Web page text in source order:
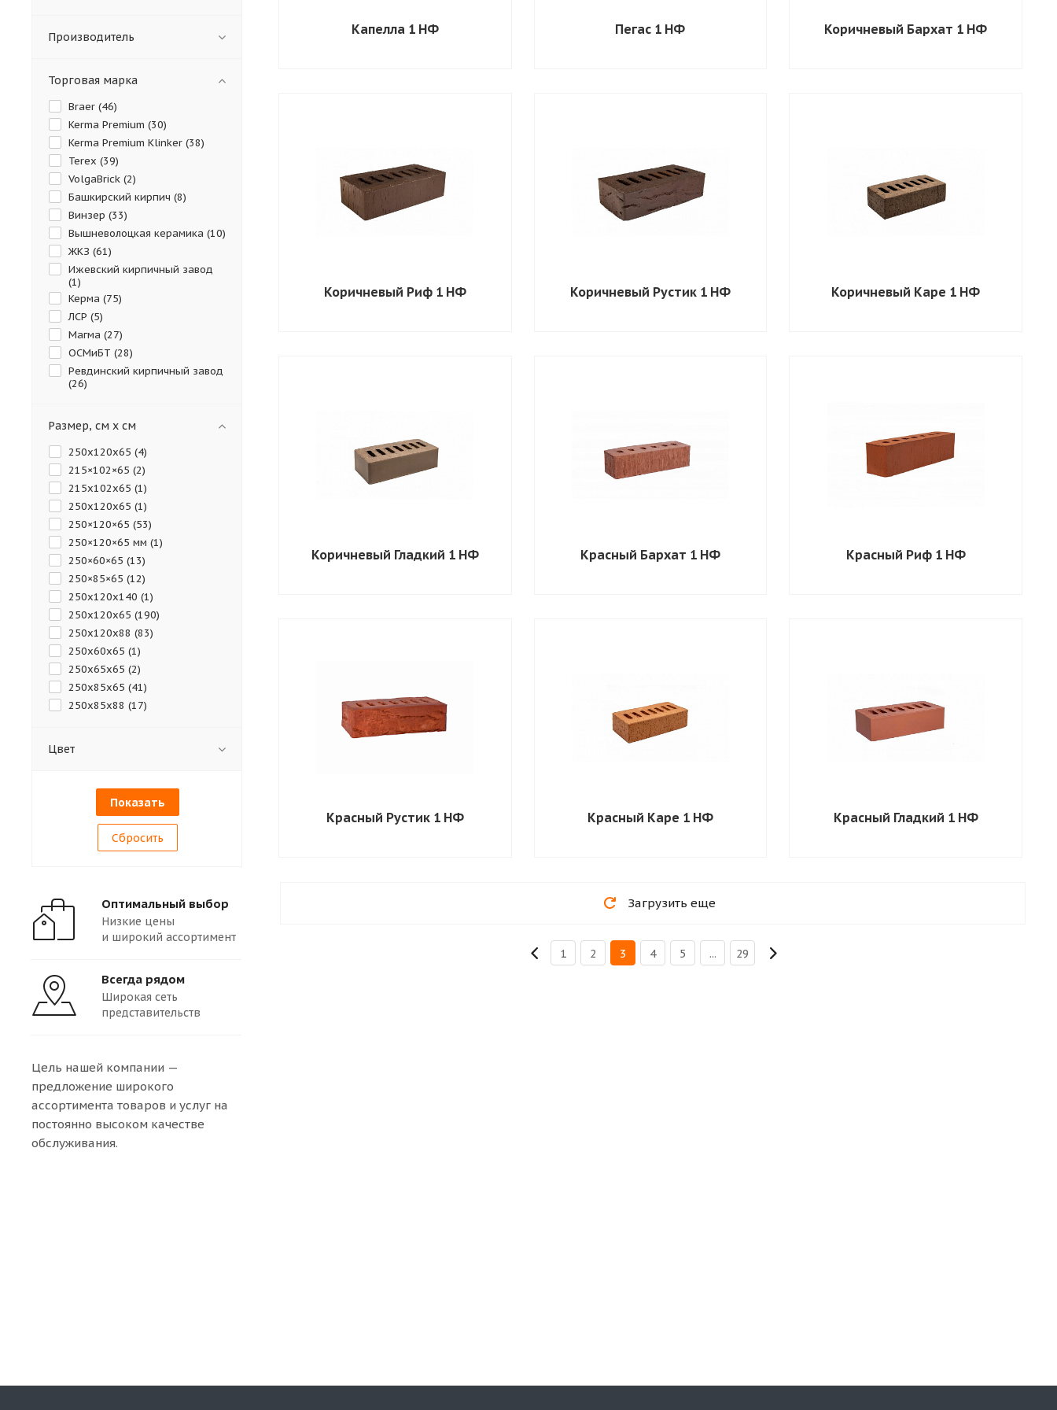
Капелла 1 НФ Пегас 1 НФ Коричневый Бархат 1 НФ
Коричневый Риф 1 НФ Коричневый Рустик 1 НФ Коричневый Каре 1 НФ
Коричневый Гладкий 1 НФ Красный Бархат 1 НФ Красный Риф 1 НФ
Красный Рустик 1 НФ Красный Каре 1 НФ Красный Гладкий 1 НФ
Загрузить еще
1 2 3 4 5 ... 29
Производитель
Торговая марка
Braer (46)
Kerma Premium (30)
Kerma Premium Klinker (38)
Terex (39)
VolgaBrick (2)
Башкирский кирпич (8)
Винзер (33)
Вышневолоцкая керамика (10)
ЖКЗ (61)
Ижевский кирпичный завод
(1)
Керма (75)
ЛСР (5)
Магма (27)
ОСМиБТ (28)
Ревдинский кирпичный завод
(26)
Размер, см х см
250х120х65 (4)
215×102×65 (2)
215х102х65 (1)
250x120x65 (1)
250×120×65 (53)
250×120×65 мм (1)
250×60×65 (13)
250×85×65 (12)
250х120х140 (1)
250х120х65 (190)
250х120х88 (83)
250х60х65 (1)
250х65х65 (2)
250х85х65 (41)
250х85х88 (17)
Цвет
Сбросить
Оптимальный выбор
Низкие цены
и широкий ассортимент
Всегда рядом
Широкая сеть
представительств
Цель нашей компании —
предложение широкого
ассортимента товаров и услуг на
постоянно высоком качестве
обслуживания.